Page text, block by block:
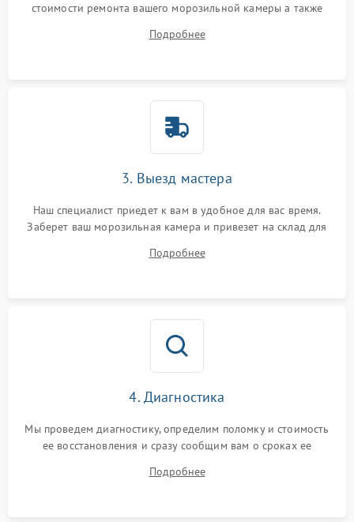
стоимости ремонта вашего морозильной камеры а также
Подробнее
3. Выезд мастера
Наш специалист приедет к вам в удобное для вас время.
Заберет ваш морозильная камера и привезет на склад для
Подробнее
4. Диагностика
Мы проведем диагностику, определим поломку и стоимость
ее восстановления и сразу сообщим вам о сроках ее
Подробнее